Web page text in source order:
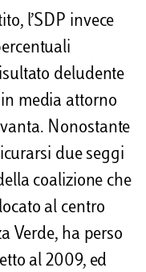
l’SDP invece
deludente
media attorno
Nonostante
due seggi
coalizione che
al centro
Verde, ha perso
al 2009, ed